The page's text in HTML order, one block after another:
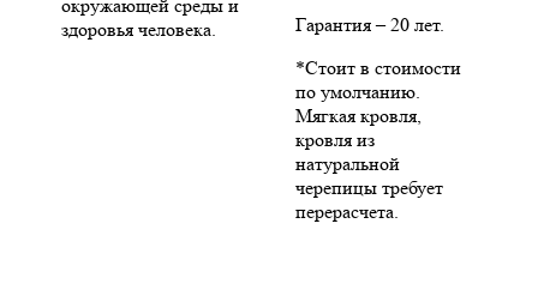
окружающей среды и
здоровья человека.
Гарантия – 20 лет.
*Стоит в стоимости
по умолчанию.
Мягкая кровля,
кровля из
натуральной
черепицы требует
перерасчета.